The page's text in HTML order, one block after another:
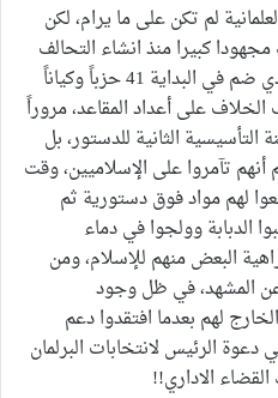
لم تكن على ما يرام، لكن
كبيرا منذ انشاء التحالف
الديمقراطي لانتخابات البرلمان الذي ضم في البداية 41 حزباً وكياناً
انخفض إلى 13 بسبب الخلاف على أعداد المقاعد، مروراً
الثانية للدستور، بل
تآمروا على الإسلاميين، وقت
لهم مواد فوق دستورية ثم
الدبابة وولجوا في دماء
البعض منهم للإسلام، ومن
المشهد، في ظل وجود
لهم بعدما افتقدوا دعم
دعوة الرئيس لانتخابات البرلمان